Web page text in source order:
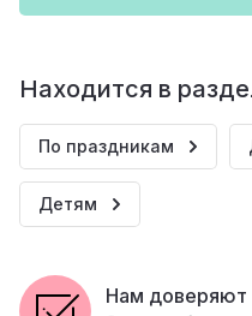
Находится в
По праздникам
Детям
Нам доверяют